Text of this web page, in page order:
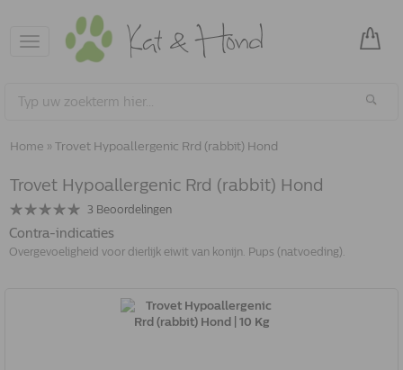
Toggle
navigation
Home » Trovet Hypoallergenic Rrd (rabbit) Hond
Trovet Hypoallergenic Rrd (rabbit) Hond
3 Beoordelingen
Contra-indicaties
Overgevoeligheid voor dierlijk eiwit van konijn. Pups (natvoeding).